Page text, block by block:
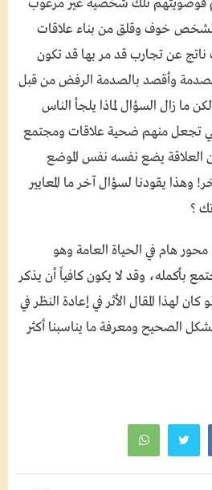
فوضويتهم تلك شخصية غير مرغوب
الشخص خوف وقلق من بناء علاقات
عن تجارب قد مر بها قد تكون
وأقصد بالصدمة الرفض من قبل
ما زال السؤال لماذا يلجأ الناس
تجعل منهم ضحية علاقات ومجتمع
العلاقة يضع نفسه نفس الموضع
وهذا يقودنا لسؤال آخر ما المعايير
؟
هام في الحياة العامة وهو
بأكمله، وقد لا يكون كافياً أن يذكر
لهذا المقال الأثر في إعادة النظر في
الصحيح ومعرفة ما يناسبنا أكثر